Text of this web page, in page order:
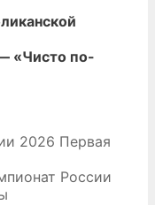
«Чисто по-
2026 Первая
России